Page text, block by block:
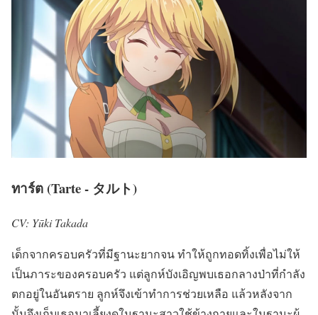
ทาร์ต (Tarte - タルト)
CV: Yūki Takada
เด็กจากครอบครัวที่มีฐานะยากจน ทำให้ถูกทอดทิ้งเพื่อไม่ให้
เป็นภาระของครอบครัว แต่ลูกห์บังเอิญพบเธอกลางป่าที่กำลัง
ตกอยู่ในอันตราย ลูกห์จึงเข้าทำการช่วยเหลือ แล้วหลังจาก